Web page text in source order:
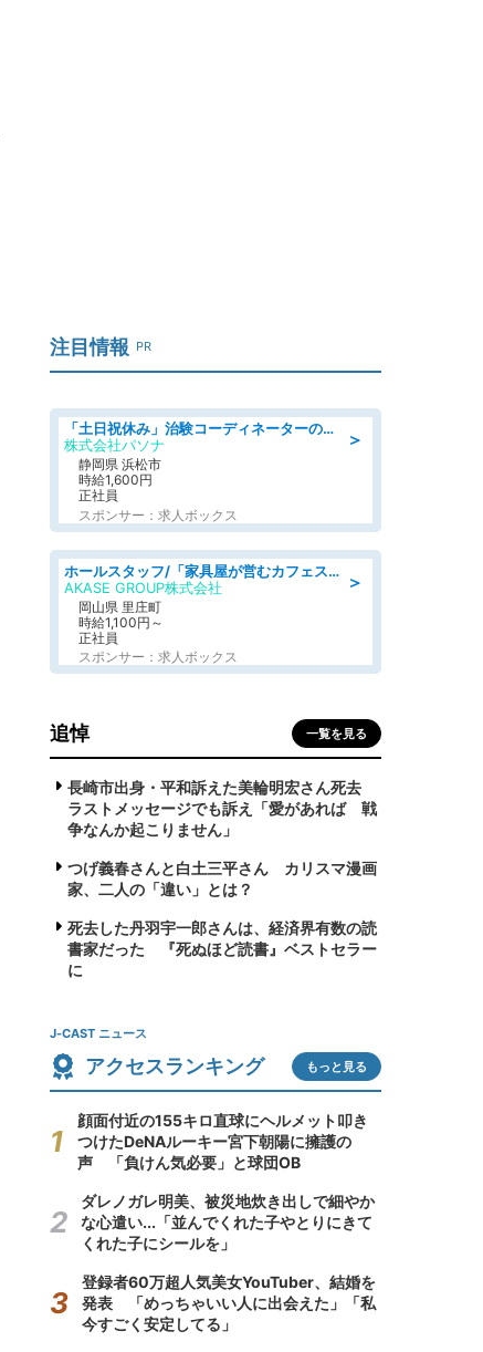
注目情報 PR
＞
「土日祝休み」治験コーディネーターのお仕事/未経験OK
株式会社パソナ
静岡県 浜松市
時給1,600円
正社員
スポンサー：求人ボックス
＞
ホールスタッフ/「家具屋が営むカフェスタッフ!」週2日～OK!嬉しいまかない付き/岡山県/浅口郡里庄町
AKASE GROUP株式会社
岡山県 里庄町
時給1,100円～
正社員
スポンサー：求人ボックス
追悼 一覧を見る
長崎市出身・平和訴えた美輪明宏さん死去
ラストメッセージでも訴え「愛があれば 戦
争なんか起こりません」
つげ義春さんと白土三平さん カリスマ漫画
家、二人の「違い」とは？
死去した丹羽宇一郎さんは、経済界有数の読
書家だった 『死ぬほど読書』ベストセラー
に
J-CAST ニュース
アクセスランキング もっと見る
顔面付近の155キロ直球にヘルメット叩き
つけたDeNAルーキー宮下朝陽に擁護の
声 「負けん気必要」と球団OB
ダレノガレ明美、被災地炊き出しで細やか
な心遣い...「並んでくれた子やとりにきて
くれた子にシールを」
登録者60万超人気美女YouTuber、結婚を
発表 「めっちゃいい人に出会えた」「私
今すごく安定してる」